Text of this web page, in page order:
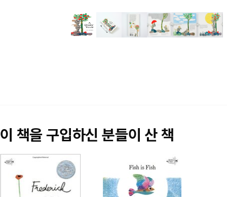
이 책을 구입하신 분들이 산 책